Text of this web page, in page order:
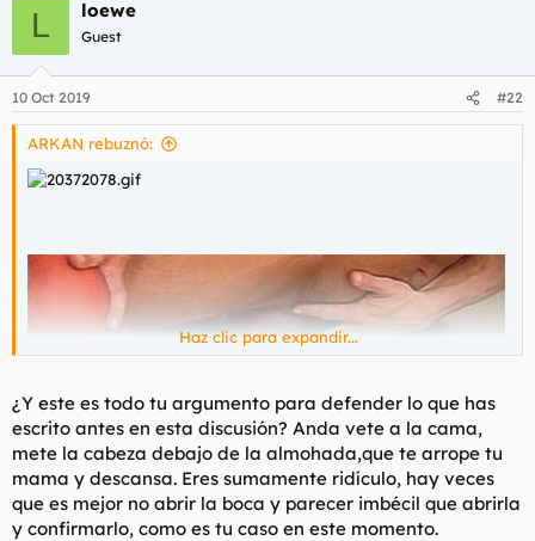
L loewe
Guest
10 Oct 2019 #22
ARKAN rebuznó:
Haz clic para expandir...
¿Y este es todo tu argumento para defender lo que has
escrito antes en esta discusión? Anda vete a la cama,
mete la cabeza debajo de la almohada,que te arrope tu
mama y descansa. Eres sumamente ridículo, hay veces
que es mejor no abrir la boca y parecer imbécil que abrirla
y confirmarlo, como es tu caso en este momento.